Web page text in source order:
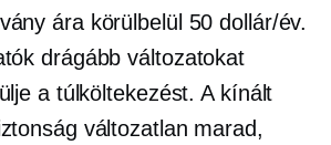
ára körülbelül 50 dollár/év.
drágább változatokat
a túlköltekezést. A kínált
változatlan marad,